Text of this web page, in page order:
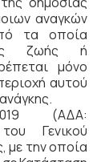
αναγκών
τα οποία
ζωής ή
µόνο
αυτού
(ΑΔΑ:
Γενικού
με την οποία